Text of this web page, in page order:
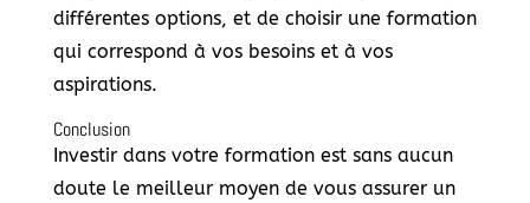
différentes options, et de choisir une formation
qui correspond à vos besoins et à vos
aspirations.
Conclusion
Investir dans votre formation est sans aucun
doute le meilleur moyen de vous assurer un